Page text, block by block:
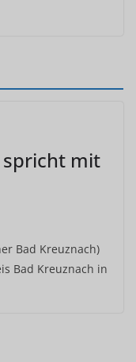
mit
Bad Kreuznach)
Bad Kreuznach in